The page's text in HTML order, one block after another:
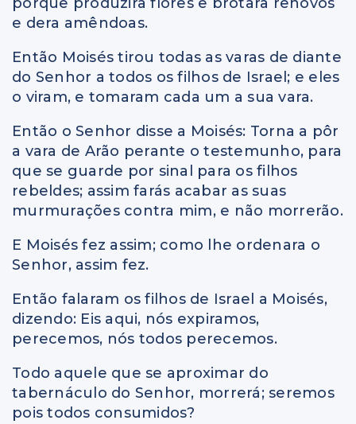
e dera amêndoas.
Então Moisés tirou todas as varas de diante
do Senhor a todos os filhos de Israel; e eles
o viram, e tomaram cada um a sua vara.
Então o Senhor disse a Moisés: Torna a pôr
a vara de Arão perante o testemunho, para
que se guarde por sinal para os filhos
rebeldes; assim farás acabar as suas
murmurações contra mim, e não morrerão.
E Moisés fez assim; como lhe ordenara o
Senhor, assim fez.
Então falaram os filhos de Israel a Moisés,
dizendo: Eis aqui, nós expiramos,
perecemos, nós todos perecemos.
Todo aquele que se aproximar do
tabernáculo do Senhor, morrerá; seremos
pois todos consumidos?